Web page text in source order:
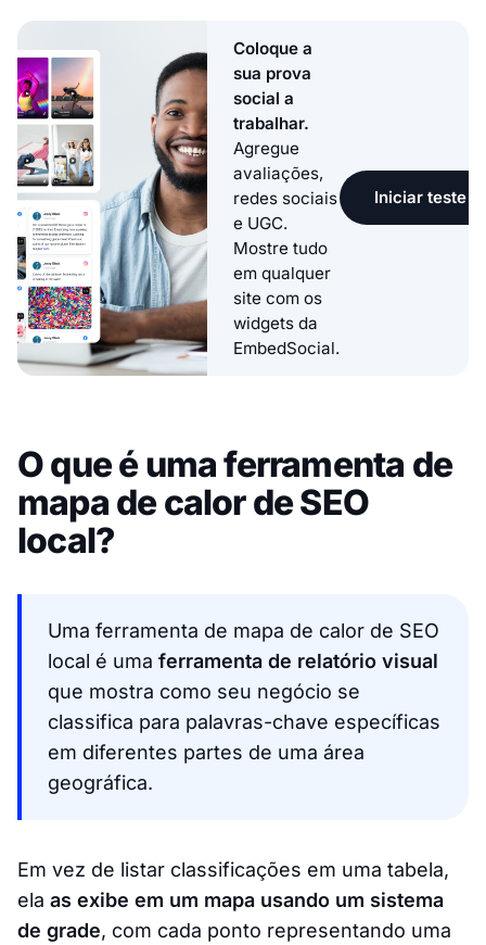
Coloque a
sua prova
social a
trabalhar.
Agregue
avaliações,
redes sociais
e UGC.
Mostre tudo
em qualquer
site com os
widgets da
EmbedSocial.
Iniciar teste
O que é uma ferramenta de
mapa de calor de SEO
local?
Uma ferramenta de mapa de calor de SEO
local é uma ferramenta de relatório visual
que mostra como seu negócio se
classifica para palavras-chave específicas
em diferentes partes de uma área
geográfica.
Em vez de listar classificações em uma tabela,
ela as exibe em um mapa usando um sistema
de grade, com cada ponto representando uma